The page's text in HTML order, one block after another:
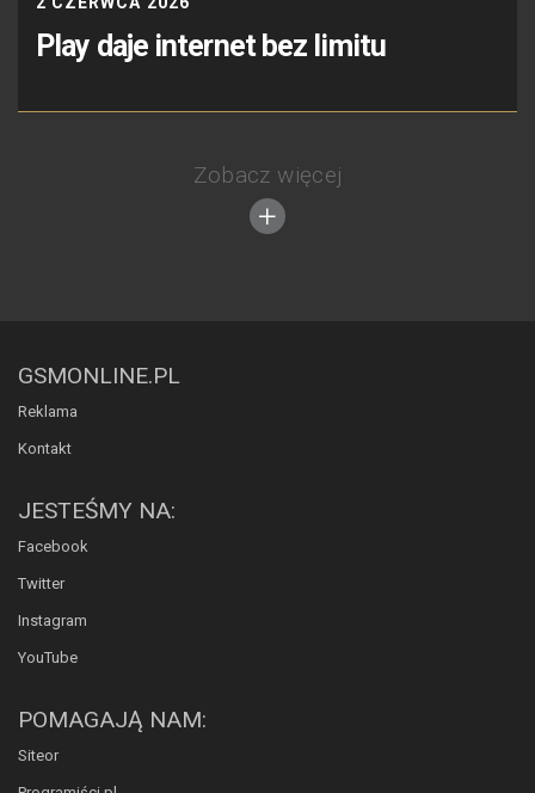
Play daje internet bez limitu
Zobacz więcej
GSMONLINE.PL
Reklama
Kontakt
JESTEŚMY NA:
Facebook
Twitter
Instagram
YouTube
POMAGAJĄ NAM:
Siteor